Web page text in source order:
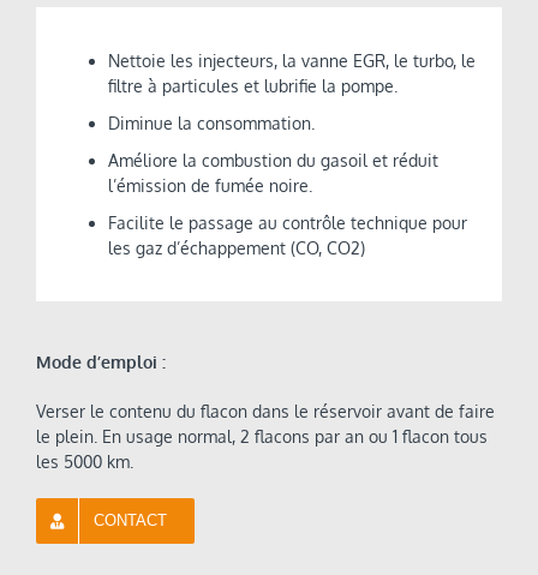
Nettoie les injecteurs, la vanne EGR, le turbo, le
filtre à particules et lubrifie la pompe.
Diminue la consommation.
Améliore la combustion du gasoil et réduit
l’émission de fumée noire.
Facilite le passage au contrôle technique pour
les gaz d’échappement (CO, CO2)
Mode d’emploi :
Verser le contenu du flacon dans le réservoir avant de faire
le plein. En usage normal, 2 flacons par an ou 1 flacon tous
les 5000 km.
CONTACT